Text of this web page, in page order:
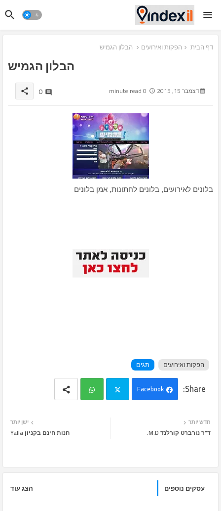
דף הבית הפקות ואירועים הבלון הגמיש
הבלון הגמיש
דצמבר 15, 2015 0 minute read
0
share
בלונים לאירועים, בלונים לחתונות, אמן בלונים
תגים הפקות ואירועים
Facebook
חדש יותר
ד"ר נורברט קורלנד M.D.
ישן יותר
חנות חינם בקניון Yalla
עסקים נוספים הצג עוד